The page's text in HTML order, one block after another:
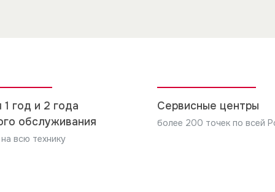
указанным в инструкции по установке, и/или
изделия, по установке и подключению,
в документах, или на сайте компании.
1 год и 2 года
обслуживания
всю технику
Сервисные центры
более 200 точек по всей